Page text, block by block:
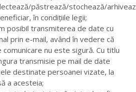
păstrează/stochează/
în condițiile legii;
posibil transmiterea de date cu
prin e-mail, având în vedere că
comunicare nu este sigură. Cu titlu
transmisie pe mail de date
destinate persoanei vizate, la
a acesteia;